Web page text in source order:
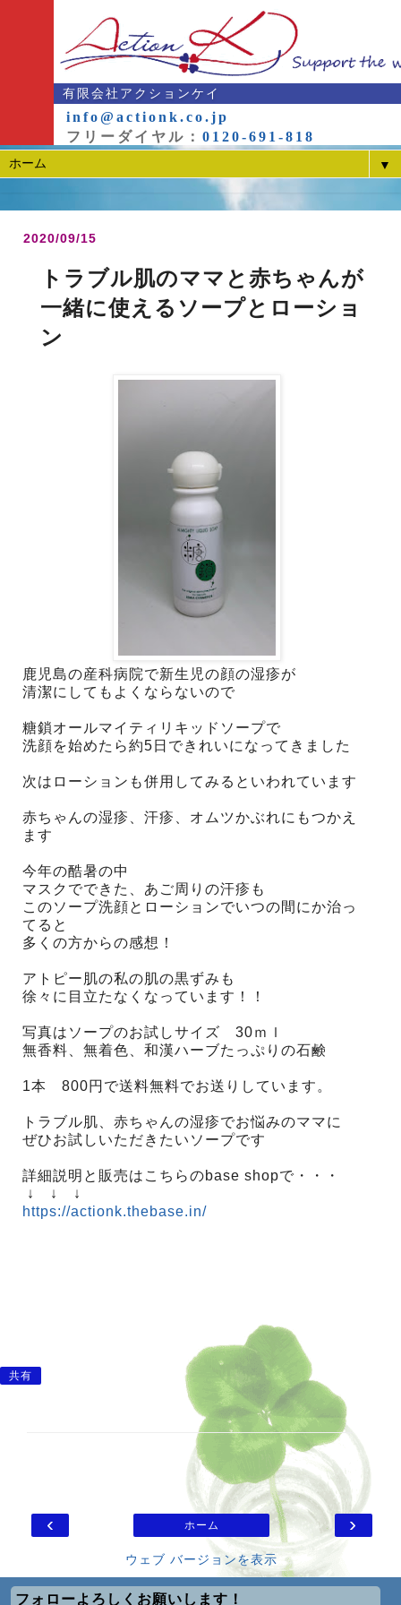
有限会社アクションケイ
info@actionk.co.jp
フリーダイヤル： 0120-691-818
▼
2020/09/15
トラブル肌のママと赤ちゃんが
一緒に使えるソープとローショ
ン
鹿児島の産科病院で新生児の顔の湿疹が
清潔にしてもよくならないので
糖鎖オールマイティリキッドソープで
洗顔を始めたら約5日できれいになってきました
次はローションも併用してみるといわれています
赤ちゃんの湿疹、汗疹、オムツかぶれにもつかえ
ます
今年の酷暑の中
マスクでできた、あご周りの汗疹も
このソープ洗顔とローションでいつの間にか治っ
てると
多くの方からの感想！
アトピー肌の私の肌の黒ずみも
徐々に目立たなくなっています！！
写真はソープのお試しサイズ 30ｍｌ
無香料、無着色、和漢ハーブたっぷりの石鹸
1本 800円で送料無料でお送りしています。
トラブル肌、赤ちゃんの湿疹でお悩みのママに
ぜひお試しいただきたいソープです
詳細説明と販売はこちらのbase shopで・・・
↓ ↓ ↓
https://actionk.thebase.in/
共有
‹ ›
ホーム
ウェブ バージョンを表示
フォローよろしくお願いします！